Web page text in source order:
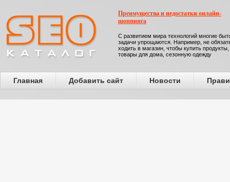
Преимущества и недостатки онлайн-
шоппинга
С развитием мира технологий многие
задачи упрощаются. Например, не
ходить в магазин, чтобы купить продукты,
товары для дома, сезонную одежду
Главная Добавить сайт Новости